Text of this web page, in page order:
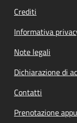
Crediti
Informativa
Note legali
Dichiarazione di
Contatti
Prenotazione